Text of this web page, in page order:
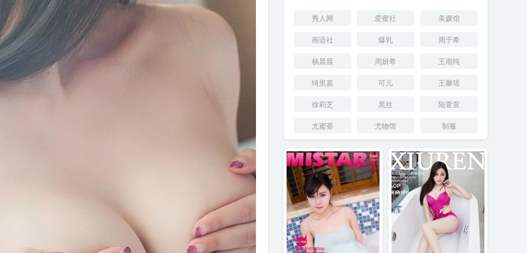
秀人网 爱蜜社 美媛馆
画语社 爆乳 周于希
杨晨晨 周妍希 王雨纯
绮里嘉 可儿 王馨瑶
徐莉芝 黑丝 陆萱萱
尤蜜荟 尤物馆 制服